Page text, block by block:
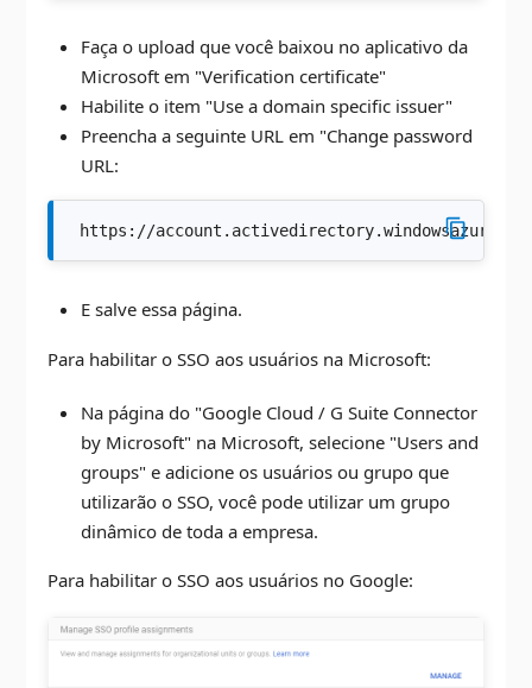
Faça o upload que você baixou no aplicativo da
Microsoft em "Verification certificate"
Habilite o item "Use a domain specific issuer"
Preencha a seguinte URL em "Change password
URL:
https://
E salve essa página.
Para habilitar o SSO aos usuários na Microsoft:
Na página do "Google Cloud / G Suite Connector
by Microsoft" na Microsoft, selecione "Users and
groups" e adicione os usuários ou grupo que
utilizarão o SSO, você pode utilizar um grupo
dinâmico de toda a empresa.
Para habilitar o SSO aos usuários no Google: